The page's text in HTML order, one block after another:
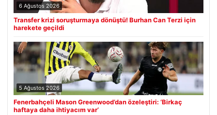
6 Ağustos 2026
Transfer krizi soruşturmaya dönüştü! Burhan Can Terzi için
harekete geçildi
5 Ağustos 2026
Fenerbahçeli Mason Greenwood’dan özeleştiri: ‘Birkaç
haftaya daha ihtiyacım var’